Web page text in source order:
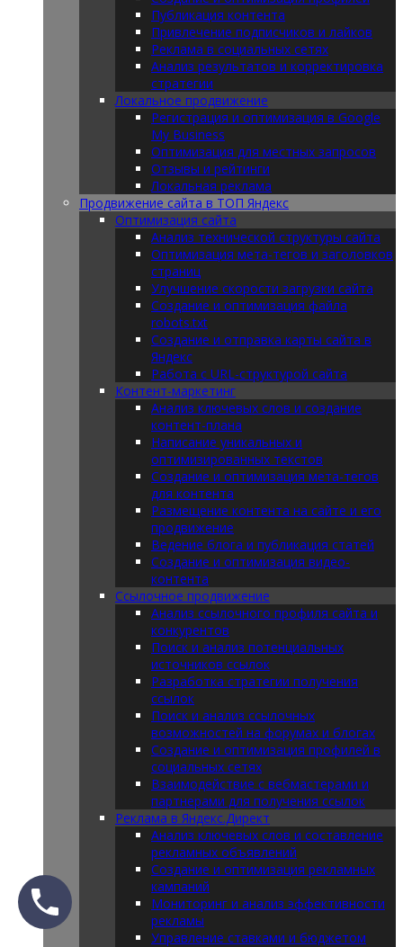
Публикация контента
Привлечение подписчиков и лайков
Реклама в социальных сетях
Анализ результатов и корректировка
стратегии
Локальное продвижение
Регистрация и оптимизация в Google
My Business
Оптимизация для местных запросов
Отзывы и рейтинги
Локальная реклама
Продвижение сайта в ТОП Яндекс
Оптимизация сайта
Анализ технической структуры сайта
Оптимизация мета-тегов и заголовков
страниц
Улучшение скорости загрузки сайта
Создание и оптимизация файла
robots.txt
Создание и отправка карты сайта в
Яндекс
Работа с URL-структурой сайта
Контент-маркетинг
Анализ ключевых слов и создание
контент-плана
Написание уникальных и
оптимизированных текстов
Создание и оптимизация мета-тегов
для контента
Размещение контента на сайте и его
продвижение
Ведение блога и публикация статей
Создание и оптимизация видео-
контента
Ссылочное продвижение
Анализ ссылочного профиля сайта и
конкурентов
Поиск и анализ потенциальных
источников ссылок
Разработка стратегии получения
ссылок
Поиск и анализ ссылочных
возможностей на форумах и блогах
Создание и оптимизация профилей в
социальных сетях
Взаимодействие с вебмастерами и
партнерами для получения ссылок
Реклама в Яндекс.Директ
Анализ ключевых слов и составление
рекламных объявлений
Создание и оптимизация рекламных
кампаний
Мониторинг и анализ эффективности
рекламы
Управление ставками и бюджетом